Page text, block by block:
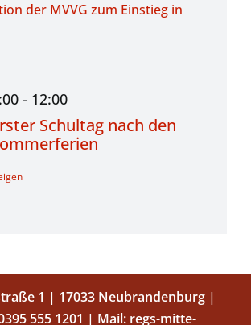
der MVVG zum Einstieg in
- 12:00
Schultag nach den
1 | 17033 Neubrandenburg |
555 1201 | Mail: regs-mitte-